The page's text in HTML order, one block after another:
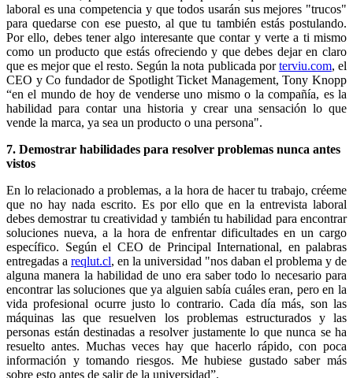
laboral es una competencia y que todos usarán sus mejores "trucos"
para quedarse con ese puesto, al que tu también estás postulando.
Por ello, debes tener algo interesante que contar y verte a ti mismo
como un producto que estás ofreciendo y que debes dejar en claro
que es mejor que el resto. Según la nota publicada porterviu.com, el
CEO y Co fundador de Spotlight Ticket Management, Tony Knopp
“en el mundo de hoy de venderse uno mismo o la compañía, es la
habilidad para contar una historia y crear una sensación lo que
vende la marca, ya sea un producto o una persona".
7. Demostrar habilidades para resolver problemas nunca antes
vistos
En lo relacionado a problemas, a la hora de hacer tu trabajo, créeme
que no hay nada escrito. Es por ello que en la entrevista laboral
debes demostrar tu creatividad y también tu habilidad para encontrar
soluciones nueva, a la hora de enfrentar dificultades en un cargo
específico. Según el CEO de Principal International, en palabras
entregadas a reqlut.cl, en la universidad "nos daban el problema y de
alguna manera la habilidad de uno era saber todo lo necesario para
encontrar las soluciones que ya alguien sabía cuáles eran, pero en la
vida profesional ocurre justo lo contrario. Cada día más, son las
máquinas las que resuelven los problemas estructurados y las
personas están destinadas a resolver justamente lo que nunca se ha
resuelto antes. Muchas veces hay que hacerlo rápido, con poca
información y tomando riesgos. Me hubiese gustado saber más
sobre esto antes de salir de la universidad”.